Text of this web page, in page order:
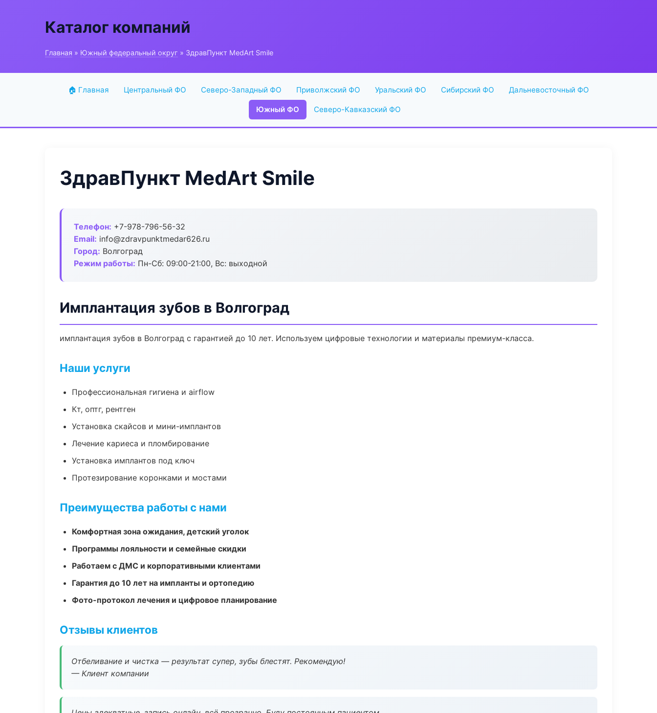
Каталог компаний
Главная » Южный федеральный округ » ЗдравПункт MedArt Smile
🏠 Главная Центральный ФО Северо-Западный ФО Приволжский ФО Уральский ФО Сибирский ФО Дальневосточный ФО
Южный ФО Северо-Кавказский ФО
ЗдравПункт MedArt Smile
Телефон: +7-978-796-56-32
Email: info@zdravpunktmedar626.ru
Город: Волгоград
Режим работы: Пн-Сб: 09:00-21:00, Вс: выходной
Имплантация зубов в Волгоград
имплантация зубов в Волгоград с гарантией до 10 лет. Используем цифровые технологии и материалы премиум-класса.
Наши услуги
Профессиональная гигиена и airflow
Кт, оптг, рентген
Установка скайсов и мини-имплантов
Лечение кариеса и пломбирование
Установка имплантов под ключ
Протезирование коронками и мостами
Преимущества работы с нами
Комфортная зона ожидания, детский уголок
Программы лояльности и семейные скидки
Работаем с ДМС и корпоративными клиентами
Гарантия до 10 лет на импланты и ортопедию
Фото-протокол лечения и цифровое планирование
Отзывы клиентов
Отбеливание и чистка — результат супер, зубы блестят. Рекомендую!
— Клиент компании